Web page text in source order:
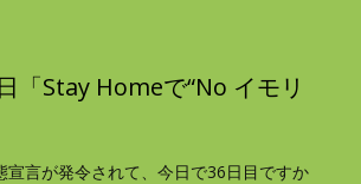
「Stay Homeで“No イモリ
宣言が発令されて、今日で36日目ですか